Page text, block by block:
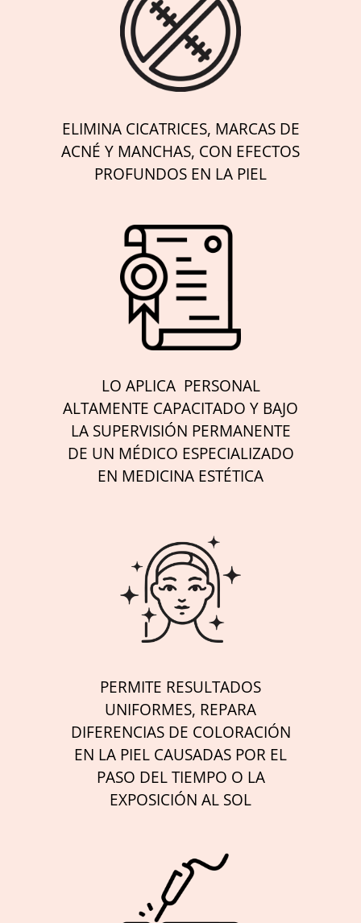
ELIMINA CICATRICES, MARCAS DE
ACNÉ Y MANCHAS, CON EFECTOS
PROFUNDOS EN LA PIEL
LO APLICA PERSONAL
ALTAMENTE CAPACITADO Y BAJO
LA SUPERVISIÓN PERMANENTE
DE UN MÉDICO ESPECIALIZADO
EN MEDICINA ESTÉTICA
PERMITE RESULTADOS
UNIFORMES, REPARA
DIFERENCIAS DE COLORACIÓN
EN LA PIEL CAUSADAS POR EL
PASO DEL TIEMPO O LA
EXPOSICIÓN AL SOL